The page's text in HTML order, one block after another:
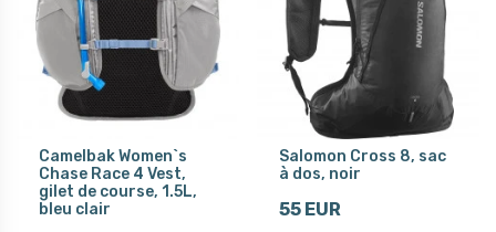
Camelbak Women`s
Chase Race 4 Vest,
gilet de course, 1.5L,
bleu clair
Salomon Cross 8, sac
à dos, noir
55 EUR